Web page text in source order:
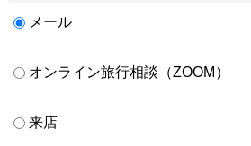
メール
オンライン旅行相談（ZOOM）
来店